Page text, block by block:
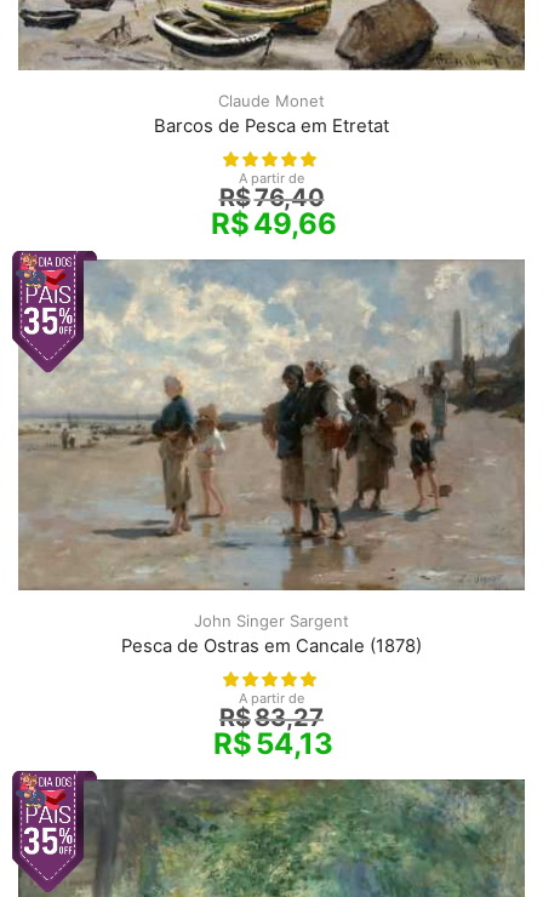
Claude Monet
Barcos de Pesca em Etretat
A partir de
R$76,40
R$49,66
John Singer Sargent
Pesca de Ostras em Cancale (1878)
A partir de
R$83,27
R$54,13